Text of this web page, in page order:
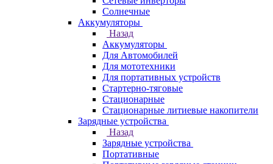
Солнечные
Аккумуляторы
Назад
Аккумуляторы
Для Автомобилей
Для мототехники
Для портативных устройств
Стартерно-тяговые
Стационарные
Стационарные литиевые накопители
Зарядные устройства
Назад
Зарядные устройства
Портативные